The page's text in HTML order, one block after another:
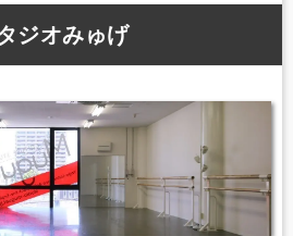
ジオみゅげ